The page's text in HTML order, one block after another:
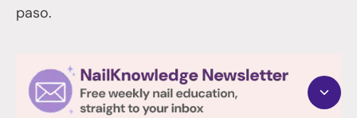
paso.